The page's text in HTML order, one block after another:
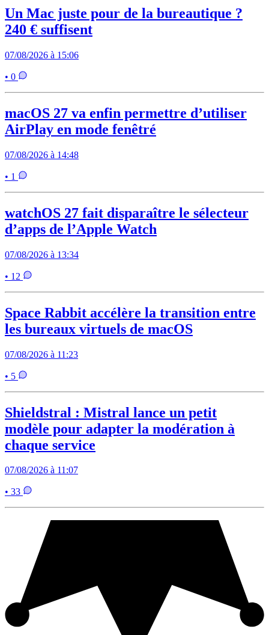
Un Mac juste pour de la bureautique ?
240 € suffisent
07/08/2026 à 15:06
• 0
macOS 27 va enfin permettre d’utiliser
AirPlay en mode fenêtré
07/08/2026 à 14:48
• 1
watchOS 27 fait disparaître le sélecteur
d’apps de l’Apple Watch
07/08/2026 à 13:34
• 12
Space Rabbit accélère la transition entre
les bureaux virtuels de macOS
07/08/2026 à 11:23
• 5
Shieldstral : Mistral lance un petit
modèle pour adapter la modération à
chaque service
07/08/2026 à 11:07
• 33